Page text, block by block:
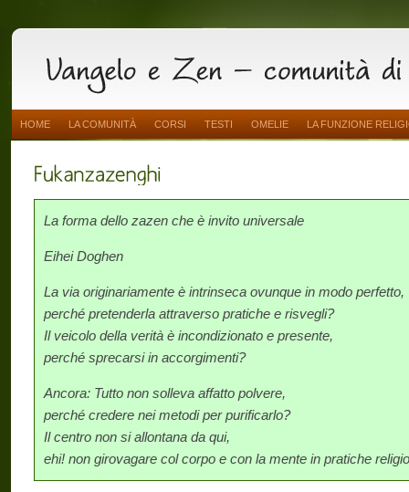
HOME LA COMUNITÀ CORSI TESTI OMELIE LA FUNZIONE
La forma dello zazen che è invito universale
Eihei Doghen
La via originariamente è intrinseca ovunque in modo perfetto,
perché pretenderla attraverso pratiche e risvegli?
Il veicolo della verità è incondizionato e presente,
perché sprecarsi in accorgimenti?
Ancora: Tutto non solleva affatto polvere,
perché credere nei metodi per purificarlo?
Il centro non si allontana da qui,
ehi! non girovagare col corpo e con la mente in pratiche